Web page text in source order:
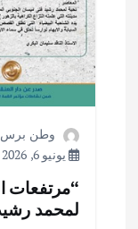
وطن برس
يونيو 6, 2026
“مرتفعات
لمحمد